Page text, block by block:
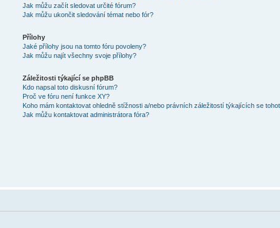
Jak můžu začít sledovat určité fórum?
Jak můžu ukončit sledování témat nebo fór?
Přílohy
Jaké přílohy jsou na tomto fóru povoleny?
Jak můžu najít všechny svoje přílohy?
Záležitosti týkající se phpBB
Kdo napsal toto diskusní fórum?
Proč ve fóru není funkce XY?
Koho mám kontaktovat ohledně stížnosti a/nebo právních záležitostí týkajících se
Jak můžu kontaktovat administrátora fóra?